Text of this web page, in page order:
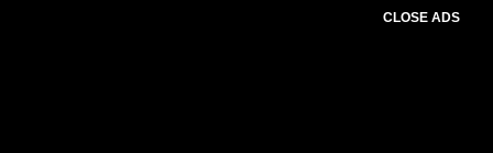
CLOSE ADS